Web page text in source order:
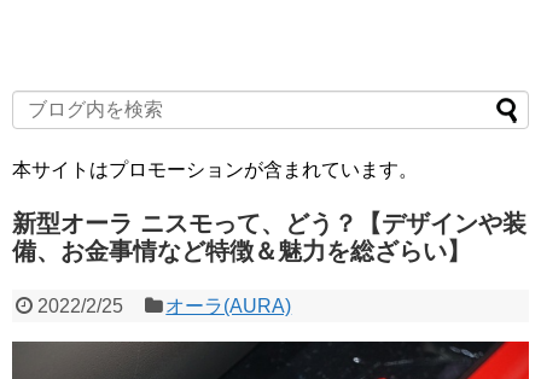
本サイトはプロモーションが含まれています。
新型オーラ ニスモって、どう？【デザインや装
備、お金事情など特徴＆魅力を総ざらい】
2022/2/25 オーラ(AURA)